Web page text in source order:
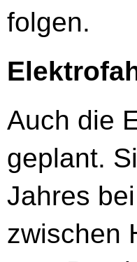
folgen.
Auch die
geplant.
Jahres
zwischen